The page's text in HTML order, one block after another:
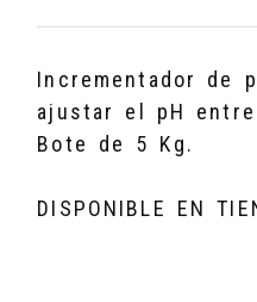
Incrementador de
ajustar el pH
Bote de 5 Kg.
DISPONIBLE EN